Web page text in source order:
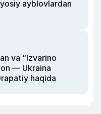
ayblovlardan
va “Izvarino
— Ukraina
haqida